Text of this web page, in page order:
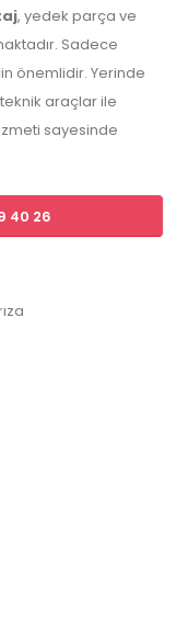
, yedek parça ve
Sadece
önemlidir. Yerinde
teknik araçlar ile
sayesinde
40 26